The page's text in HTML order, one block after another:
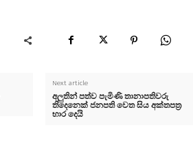
Next article
අලුතින් පත්ව පැමිණි තානාපතිවරු
තිදෙනෙක් ජනපති වෙත සිය අක්තපත්‍ර
භාර දෙයි